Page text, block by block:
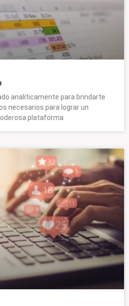
analíticamente para brindarte
necesarios para lograr un
plataforma